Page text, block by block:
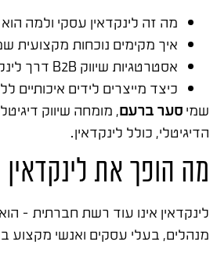
מה זה לינקדאין עסקי ולמה
איך מקימים נוכחות מקצועית
אסטרטגיות שיווק B2B דרך לינקדאין
כיצד מייצרים לידים איכותיים
שמיסער ברעם, מומחה שיווק דיגיטלי עם מעל 15
הדיגיטלי, כולל לינקדאין.
מה הופך את
מנהלים, בעלי עסקים ואנשי מקצוע